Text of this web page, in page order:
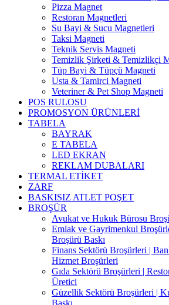
Pizza Magnet
Restoran Magnetleri
Su Bayi & Sucu Magnetleri
Taksi Magneti
Teknik Servis Magneti
Temizlik Şirketi & Temizlikçi
Tüp Bayi & Tüpçü Magneti
Usta & Tamirci Magneti
Veteriner & Pet Shop Magneti
POS RULOSU
PROMOSYON ÜRÜNLERİ
TABELA
BAYRAK
E TABELA
LED EKRAN
REKLAM DUBALARI
TERMAL ETİKET
ZARF
BASKISIZ ATLET POŞET
BROŞÜR
Avukat ve Hukuk Bürosu
Emlak ve Gayrimenkul
Broşürü Baskı
Finans Sektörü Broşürleri |
Hizmet Broşürleri
Gıda Sektörü Broşürleri |
Üretici
Güzellik Sektörü Broşürleri |
Baskı